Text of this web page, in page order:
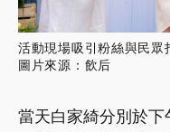
活動現場吸引粉絲與民眾
圖片來源：飲后
當天白家綺分別於